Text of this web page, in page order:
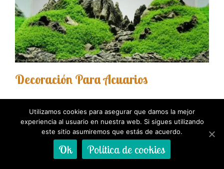
Decoración Para Acuarios
Utilizamos cookies para asegurar que damos la mejor
experiencia al usuario en nuestra web. Si sigues utilizando
este sitio asumiremos que estás de acuerdo.
Ok Política de cookies